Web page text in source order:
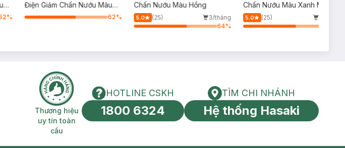
Chấn Nướu Màu Hồng
5.0 (25)
3/tháng
64%
Chấn Nướu Màu Xanh Mint
5.0 (25)
%
Điện Giảm Chấn Nướu Màu
Đen + Máy Tăm Nước Cao
62%
miễn phí Thương hiệu uy tín toàn cầu
Thương hiệu
uy tín toàn
cầu
HOTLINE CSKH
HOTLINE CSKH
1800 6324
Tìm chi nhánh
TÌM CHI NHÁNH
Hệ thống Hasaki